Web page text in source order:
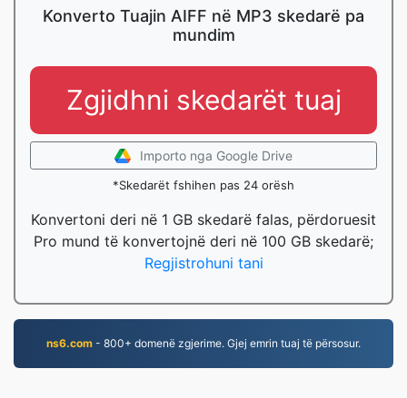
Konverto Tuajin AIFF në MP3 skedarë pa
mundim
Zgjidhni skedarët tuaj
Importo nga Google Drive
*Skedarët fshihen pas 24 orësh
Konvertoni deri në 1 GB skedarë falas, përdoruesit
Pro mund të konvertojnë deri në 100 GB skedarë;
Regjistrohuni tani
ns6.com - 800+ domenë zgjerime. Gjej emrin tuaj të përsosur.